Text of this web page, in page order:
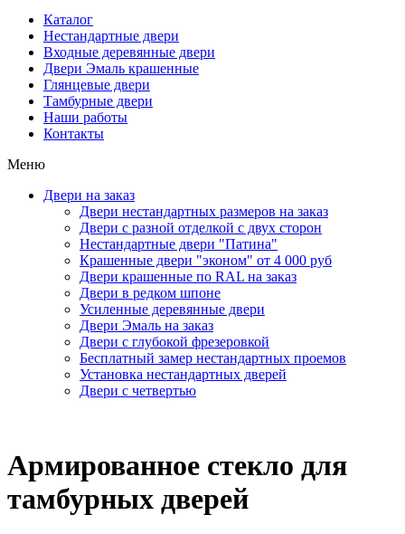
Каталог
Нестандартные двери
Входные деревянные двери
Двери Эмаль крашенные
Глянцевые двери
Тамбурные двери
Наши работы
Контакты
Меню
Двери на заказ
Двери нестандартных размеров на заказ
Двери с разной отделкой с двух сторон
Нестандартные двери "Патина"
Крашенные двери "эконом" от 4 000 руб
Двери крашенные по RAL на заказ
Двери в редком шпоне
Усиленные деревянные двери
Двери Эмаль на заказ
Двери с глубокой фрезеровкой
Бесплатный замер нестандартных проемов
Установка нестандартных дверей
Двери с четвертью
Армированное стекло для
тамбурных дверей